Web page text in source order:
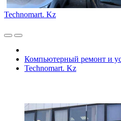
Technomart. Kz
Компьютерный ремонт и
Technomart. Kz